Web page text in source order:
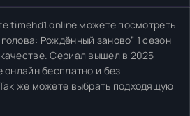
timehd1.online можете посмотреть
Рождённый заново” 1 сезон
Сериал вышел в 2025
онлайн бесплатно и без
же можете выбрать подходящую